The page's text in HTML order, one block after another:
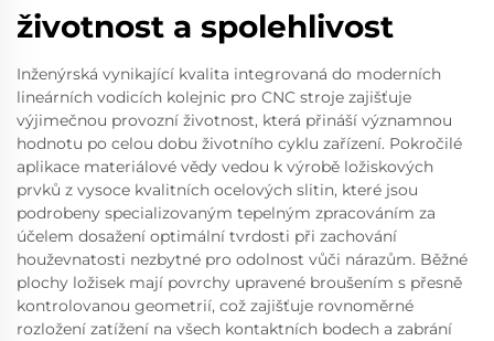
životnost a spolehlivost
Inženýrská vynikající kvalita integrovaná do moderních
lineárních vodicích kolejnic pro CNC stroje zajišťuje
výjimečnou provozní životnost, která přináší významnou
hodnotu po celou dobu životního cyklu zařízení. Pokročilé
aplikace materiálové vědy vedou k výrobě ložiskových
prvků z vysoce kvalitních ocelových slitin, které jsou
podrobeny specializovaným tepelným zpracováním za
účelem dosažení optimální tvrdosti při zachování
houževnatosti nezbytné pro odolnost vůči nárazům. Běžné
plochy ložisek mají povrchy upravené broušením s přesně
kontrolovanou geometrií, což zajišťuje rovnoměrné
rozložení zatížení na všech kontaktních bodech a zabrání